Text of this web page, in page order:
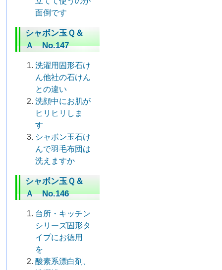
面倒です
シャボン玉Ｑ＆
Ａ No.147
洗濯用固形石け
ん他社の石けん
との違い
洗顔中にお肌が
ヒリヒリしま
す
シャボン玉石け
んで羽毛布団は
洗えますか
シャボン玉Ｑ＆
Ａ No.146
台所・キッチン
シリーズ固形タ
イプにお徳用
を
酸素系漂白剤、